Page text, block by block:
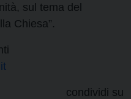
sul tema del
Chiesa”.
condividi su